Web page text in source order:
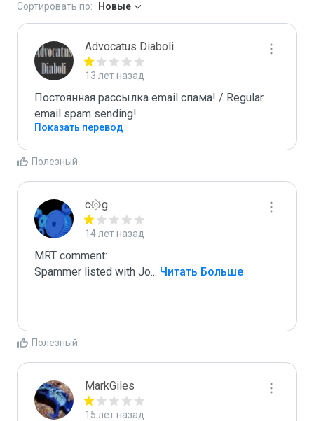
Сортировать по: Новые
Advocatus Diaboli
13 лет назад
Постоянная рассылка email спама! / Regular
email spam sending!
Показать перевод
Полезный
c۞g
14 лет назад
MRT comment:
Spammer listed with Jo... Читать Больше
Полезный
MarkGiles
15 лет назад